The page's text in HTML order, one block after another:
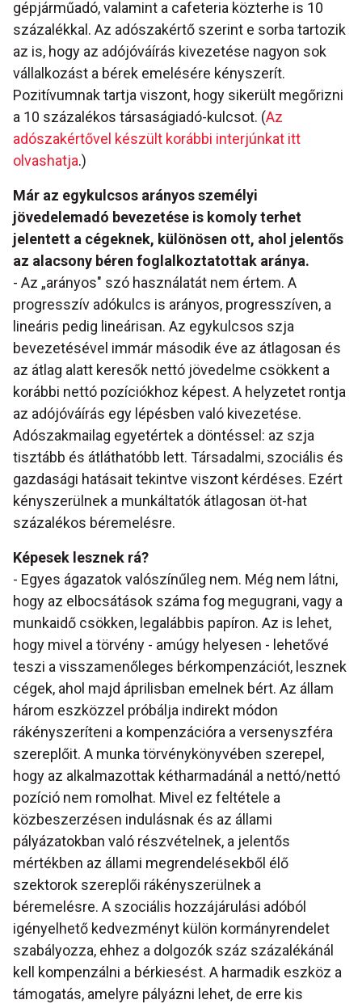
gépjárműadó, valamint a cafeteria közterhe is 10
százalékkal. Az adószakértő szerint e sorba tartozik
az is, hogy az adójóváírás kivezetése nagyon sok
vállalkozást a bérek emelésére kényszerít.
Pozitívumnak tartja viszont, hogy sikerült megőrizni
a 10 százalékos társaságiadó-kulcsot. (Az
adószakértővel készült korábbi interjúnkat itt
olvashatja.)
Már az egykulcsos arányos személyi
jövedelemadó bevezetése is komoly terhet
jelentett a cégeknek, különösen ott, ahol jelentős
az alacsony béren foglalkoztatottak aránya.
- Az „arányos" szó használatát nem értem. A
progresszív adókulcs is arányos, progresszíven, a
lineáris pedig lineárisan. Az egykulcsos szja
bevezetésével immár második éve az átlagosan és
az átlag alatt keresők nettó jövedelme csökkent a
korábbi nettó pozíciókhoz képest. A helyzetet rontja
az adójóváírás egy lépésben való kivezetése.
Adószakmailag egyetértek a döntéssel: az szja
tisztább és átláthatóbb lett. Társadalmi, szociális és
gazdasági hatásait tekintve viszont kérdéses. Ezért
kényszerülnek a munkáltatók átlagosan öt-hat
százalékos béremelésre.
Képesek lesznek rá?
- Egyes ágazatok valószínűleg nem. Még nem látni,
hogy az elbocsátások száma fog megugrani, vagy a
munkaidő csökken, legalábbis papíron. Az is lehet,
hogy mivel a törvény - amúgy helyesen - lehetővé
teszi a visszamenőleges bérkompenzációt, lesznek
cégek, ahol majd áprilisban emelnek bért. Az állam
három eszközzel próbálja indirekt módon
rákényszeríteni a kompenzációra a versenyszféra
szereplőit. A munka törvénykönyvében szerepel,
hogy az alkalmazottak kétharmadánál a nettó/nettó
pozíció nem romolhat. Mivel ez feltétele a
közbeszerzésen indulásnak és az állami
pályázatokban való részvételnek, a jelentős
mértékben az állami megrendelésekből élő
szektorok szereplői rákényszerülnek a
béremelésre. A szociális hozzájárulási adóból
igényelhető kedvezményt külön kormányrendelet
szabályozza, ehhez a dolgozók száz százalékánál
kell kompenzálni a bérkiesést. A harmadik eszköz a
támogatás, amelyre pályázni lehet, de erre kis